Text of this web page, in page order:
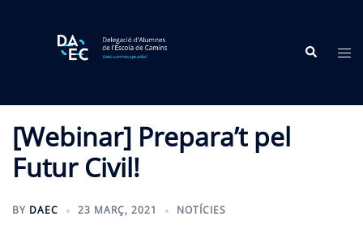
Search
[Webinar] Prepara’t pel
Futur Civil!
BY DAEC 23 MARÇ, 2021 NOTÍCIES